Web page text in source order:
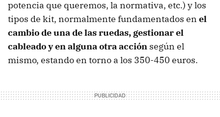
potencia que queremos, la normativa, etc.) y los
tipos de kit, normalmente fundamentados en el
cambio de una de las ruedas, gestionar el
cableado y en alguna otra acción según el
mismo, estando en torno a los 350-450 euros.